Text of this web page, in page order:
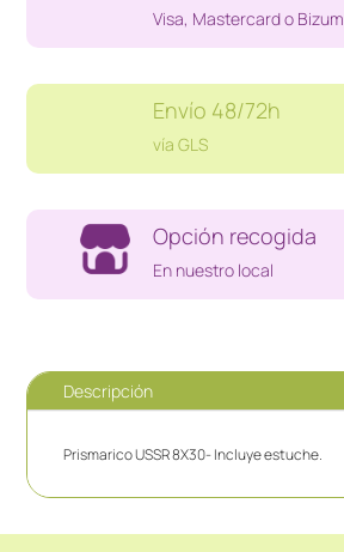
Visa, Mastercard o Bizum
Envío 48/72h
vía GLS
Opción recogida
En nuestro local
Descripción
Prismarico USSR 8X30- Incluye estuche.